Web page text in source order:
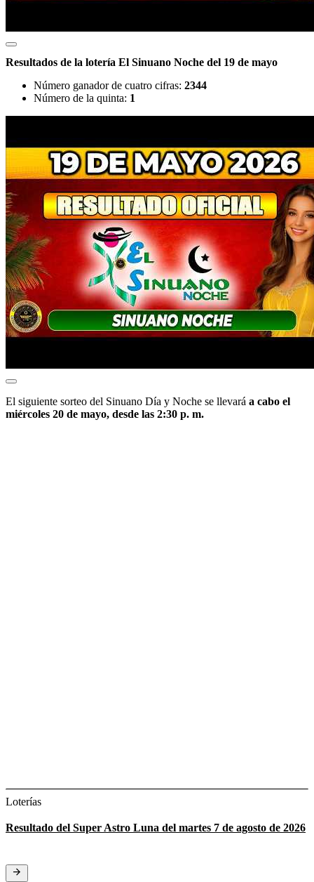
Resultados de la lotería El Sinuano Noche del 19 de mayo
Número ganador de cuatro cifras: 2344
Número de la quinta: 1
El siguiente sorteo del Sinuano Día y Noche se llevará a cabo el
miércoles 20 de mayo, desde las 2:30 p. m.
Loterías
Resultado del Super Astro Luna del martes 7 de agosto de 2026